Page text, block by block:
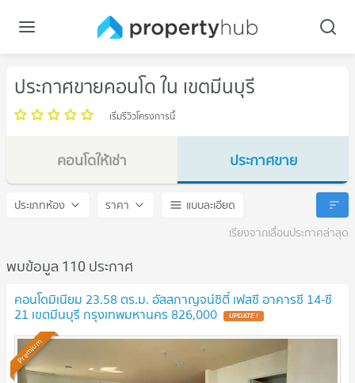
ประกาศขายคอนโด ใน เขตมีนบุรี
เริ่มรีวิวโครงการนี้
คอนโดให้เช่า
ประกาศขาย
ประเภทห้อง ราคา
แบบละเอียด
เรียงจากเลื่อนประกาศล่าสุด
พบข้อมูล 110 ประกาศ
คอนโดมิเนียม 23.58 ตร.ม. อัสสกาญจน์ซิตี้ เฟสซี อาคารซี 14-ซี
21 เขตมีนบุรี กรุงเทพมหานคร 826,000 UPDATE !
Premium